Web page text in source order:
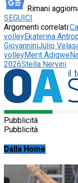
Rimani
SEGUICI
Argomenti correlati:
volleyEkaterina
GiovanniniJulio
volleyMerit Adigwe
2026Stella Nervini
Pubblicità
Pubblicità
Dalla Home